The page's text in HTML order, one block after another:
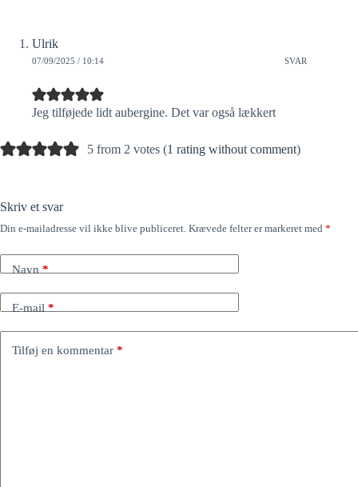
Ulrik
07/09/2025 / 10:14 SVAR
Jeg tilføjede lidt aubergine. Det var også lækkert
5 from 2 votes (1 rating without comment)
Skriv et svar
Din e-mailadresse vil ikke blive publiceret. Krævede felter er markeret med *
Navn *
E-mail *
Tilføj en kommentar *